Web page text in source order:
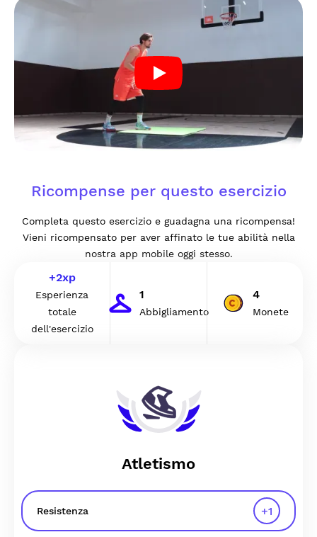
Ricompense per questo esercizio
Completa questo esercizio e guadagna una ricompensa!
Vieni ricompensato per aver affinato le tue abilità nella
nostra app mobile oggi stesso.
+2xp
Esperienza
totale
dell'esercizio
1
Abbigliamento
4
Monete
Atletismo
Resistenza +1